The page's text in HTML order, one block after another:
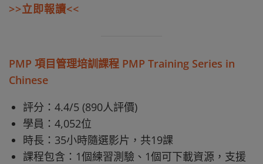
>>立即報讀<<
PMP 項目管理培訓課程 PMP Training Series in
Chinese
評分：4.4/5 (890人評價)
學員：4,052位
時長：35小時隨選影片，共19課
課程包含：1個練習測驗、1個可下載資源，支援